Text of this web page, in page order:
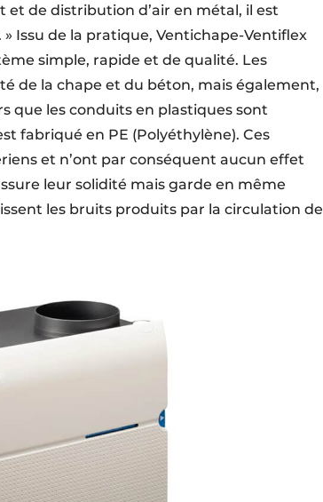
et de distribution d’air en métal, il est
Issu de la pratique, Ventichape-Ventiflex
simple, rapide et de qualité. Les
de la chape et du béton, mais également,
que les conduits en plastiques sont
fabriqué en PE (Polyéthylène). Ces
et n’ont par conséquent aucun effet
leur solidité mais garde en même
les bruits produits par la circulation de